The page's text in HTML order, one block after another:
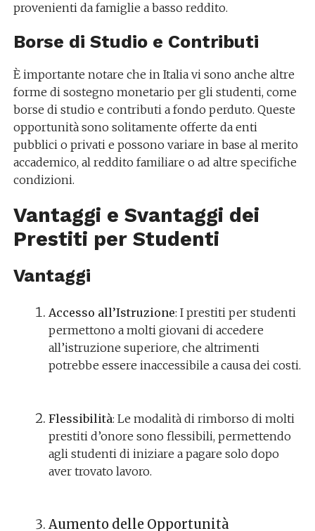
provenienti da famiglie a basso reddito.
Borse di Studio e Contributi
È importante notare che in Italia vi sono anche altre
forme di sostegno monetario per gli studenti, come
borse di studio e contributi a fondo perduto. Queste
opportunità sono solitamente offerte da enti
pubblici o privati e possono variare in base al merito
accademico, al reddito familiare o ad altre specifiche
condizioni.
Vantaggi e Svantaggi dei
Prestiti per Studenti
Vantaggi
Accesso all’Istruzione: I prestiti per studenti
permettono a molti giovani di accedere
all’istruzione superiore, che altrimenti
potrebbe essere inaccessibile a causa dei costi.
Flessibilità: Le modalità di rimborso di molti
prestiti d’onore sono flessibili, permettendo
agli studenti di iniziare a pagare solo dopo
aver trovato lavoro.
Aumento delle Opportunità